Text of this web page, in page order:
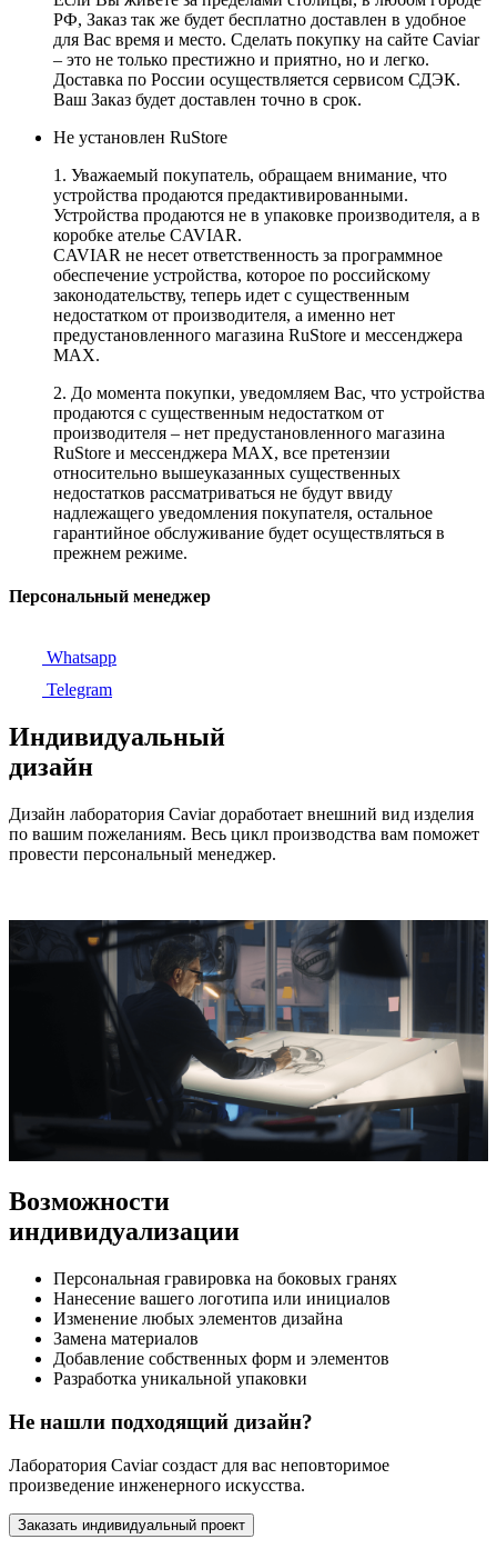
РФ, Заказ так же будет бесплатно доставлен в удобное
для Вас время и место. Сделать покупку на сайте Caviar
– это не только престижно и приятно, но и легко.
Доставка по России осуществляется сервисом СДЭК.
Ваш Заказ будет доставлен точно в срок.
Не установлен RuStore
1. Уважаемый покупатель, обращаем внимание, что
устройства продаются предактивированными.
Устройства продаются не в упаковке производителя, а в
коробке ателье CAVIAR.
CAVIAR не несет ответственность за программное
обеспечение устройства, которое по российскому
законодательству, теперь идет с существенным
недостатком от производителя, а именно нет
предустановленного магазина RuStore и мессенджера
MAX.
2. До момента покупки, уведомляем Вас, что устройства
продаются с существенным недостатком от
производителя – нет предустановленного магазина
RuStore и мессенджера MAX, все претензии
относительно вышеуказанных существенных
недостатков рассматриваться не будут ввиду
надлежащего уведомления покупателя, остальное
гарантийное обслуживание будет осуществляться в
прежнем режиме.
Персональный менеджер
Whatsapp
Telegram
Индивидуальный
дизайн
Дизайн лаборатория Caviar доработает внешний вид изделия
по вашим пожеланиям. Весь цикл производства вам поможет
провести персональный менеджер.
Возможности
индивидуализации
Персональная гравировка на боковых гранях
Нанесение вашего логотипа или инициалов
Изменение любых элементов дизайна
Замена материалов
Добавление собственных форм и элементов
Разработка уникальной упаковки
Не нашли подходящий дизайн?
Лаборатория Caviar создаст для вас неповторимое
произведение инженерного искусства.
Заказать индивидуальный проект